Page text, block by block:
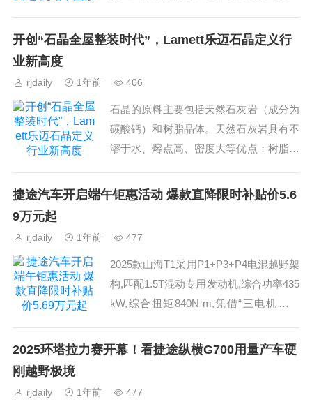
制、监控和管理“三层”进行融合，并且实
开创“石晶全屋整装时代”，Lamett乐迈石晶定义行
业新高度
rjdaily 1年前 406
石晶的原料主要包括天然石灰岩（成分为
碳酸钙）和树脂晶体。天然石灰岩具有不
溶于水、熔点高、密度大等优点；树脂晶
料韧性。Lamett乐迈石晶在生产过程中，
捷途汽车开启端午钜惠活动 爆款直降限时补贴价5.6
9万元起
rjdaily 1年前 477
2025款山海T1采用P1+P3+P4电混越野架
构,匹配1.5T混动专用发动机,综合功率435
kW,综合扭矩840N·m,凭借“三电机真四
能直驱的极致特性。该车型...
2025环塔拉力赛开幕！看捷途纵横G700用量产车硬
刚越野极境
rjdaily 1年前 477